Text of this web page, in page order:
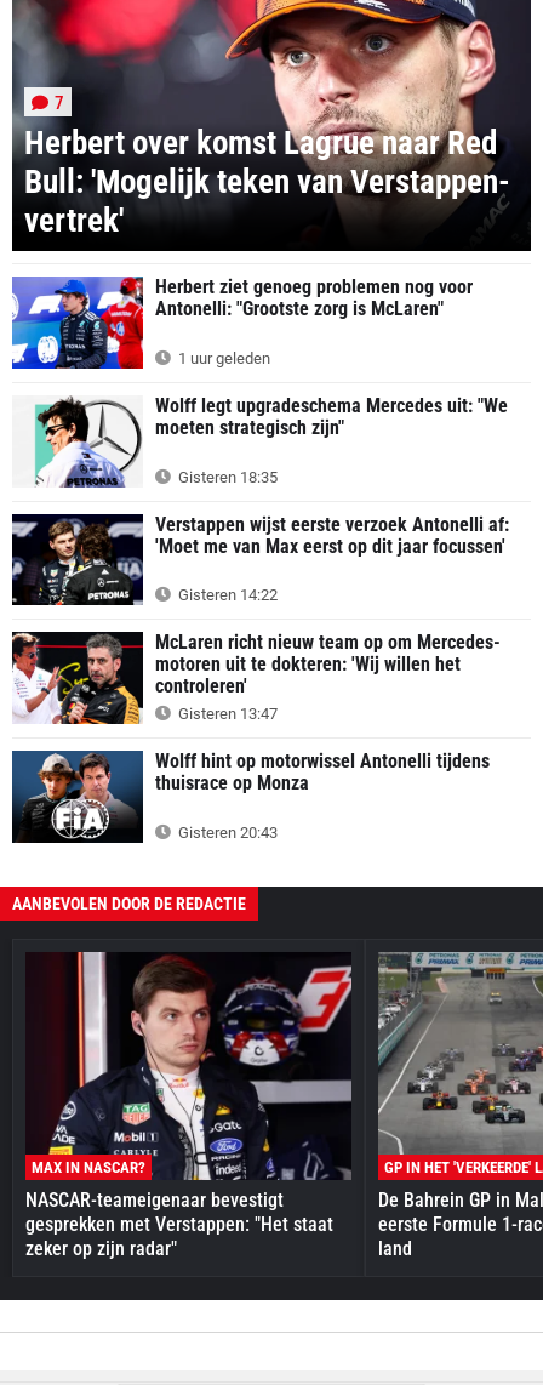
Herbert over komst Lagrue naar Red
Bull: 'Mogelijk teken van Verstappen-
vertrek'
7
Herbert ziet genoeg problemen nog voor
Antonelli: "Grootste zorg is McLaren"
1 uur geleden
Wolff legt upgradeschema Mercedes uit: "We
moeten strategisch zijn"
Gisteren 18:35
Verstappen wijst eerste verzoek Antonelli af:
'Moet me van Max eerst op dit jaar focussen'
Gisteren 14:22
McLaren richt nieuw team op om Mercedes-
motoren uit te dokteren: 'Wij willen het
controleren'
Gisteren 13:47
Wolff hint op motorwissel Antonelli tijdens
thuisrace op Monza
Gisteren 20:43
AANBEVOLEN DOOR DE REDACTIE
MAX IN NASCAR?
NASCAR-teameigenaar bevestigt
gesprekken met Verstappen: "Het staat
zeker op zijn radar"
GP IN HET 'VERKEERDE'
De Bahrein GP in
eerste Formule 1-
land